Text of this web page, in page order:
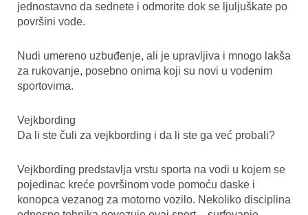
jednostavno da sednete i odmorite dok se ljuljuškate po
površini vode.
Nudi umereno uzbuđenje, ali je upravljiva i mnogo lakša
za rukovanje, posebno onima koji su novi u vodenim
sportovima.
Vejkbording
Da li ste čuli za vejkbording i da li ste ga već probali?
Vejkbording predstavlja vrstu sporta na vodi u kojem se
pojedinac kreće površinom vode pomoću daske i
konopca vezanog za motorno vozilo. Nekoliko disciplina